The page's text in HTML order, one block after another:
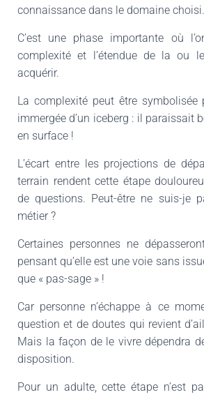
connaissance dans le domaine choisi.
C’est une phase importante où
complexité et l’étendue de la ou
acquérir.
La complexité peut être
immergée d’un iceberg : il paraissait
en surface !
L’écart entre les projections de
terrain rendent cette étape
de questions. Peut-être ne suis-je
métier ?
Certaines personnes ne
pensant qu’elle est une voie sans
que « pas-sage » !
Car personne n’échappe à ce
question et de doutes qui revient
Mais la façon de le vivre dépendra
disposition.
Pour un adulte, cette étape n’est